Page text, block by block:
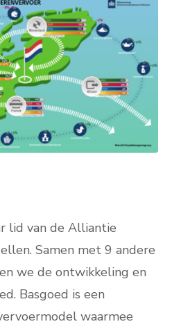
lid van de Alliantie
Samen met 9 andere
we de ontwikkeling en
Basgoed is een
waarmee